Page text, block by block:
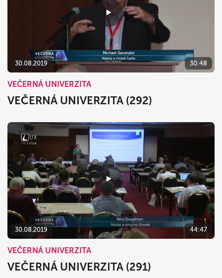
30.08.2019 30:48
VEČERNÁ UNIVERZITA
VEČERNÁ UNIVERZITA (292)
30.08.2019 44:47
VEČERNÁ UNIVERZITA
VEČERNÁ UNIVERZITA (291)